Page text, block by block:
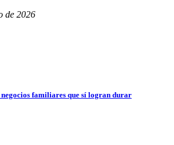
de 2026
negocios familiares que sí logran durar